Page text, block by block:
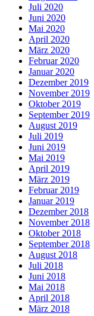
Juli 2020
Juni 2020
Mai 2020
April 2020
März 2020
Februar 2020
Januar 2020
Dezember 2019
November 2019
Oktober 2019
September 2019
August 2019
Juli 2019
Juni 2019
Mai 2019
April 2019
März 2019
Februar 2019
Januar 2019
Dezember 2018
November 2018
Oktober 2018
September 2018
August 2018
Juli 2018
Juni 2018
Mai 2018
April 2018
März 2018